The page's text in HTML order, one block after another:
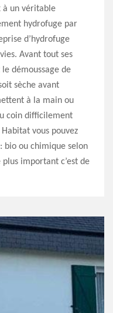
à un véritable
hydrofuge par
d’hydrofuge
Avant tout ses
démoussage de
sèche avant
à la main ou
coin difficilement
vous pouvez
bio ou chimique selon
important c’est de